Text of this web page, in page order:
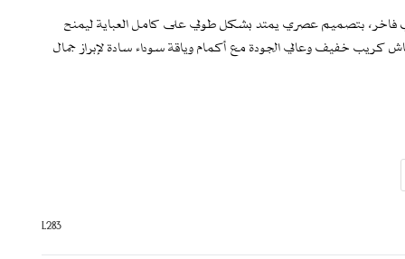
بتصميم عصري يمتد بشكل طولي على كامل العباية ليمنح
كريب خفيف وعالي الجودة مع أكمام وياقة سوداء سادة لإبراز جمال
فضي بتوزيع طولي على كامل العباية
L283